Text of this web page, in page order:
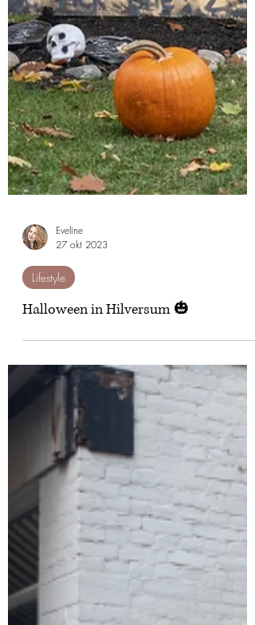
Eveline
27 okt 2023
Lifestyle
Halloween in Hilversum 🎃